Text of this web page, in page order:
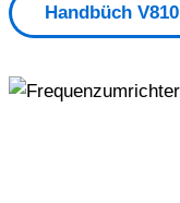
Handbüch V810